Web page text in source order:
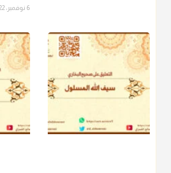
أ.د. صالح الشمراني
دفعزكاة الفطرللمسكين القريب صدقة
دفعها للبعيد ولا تغرك مظاهر ووظائف
منذ 3 شهر
6 نوفمبر، 2022